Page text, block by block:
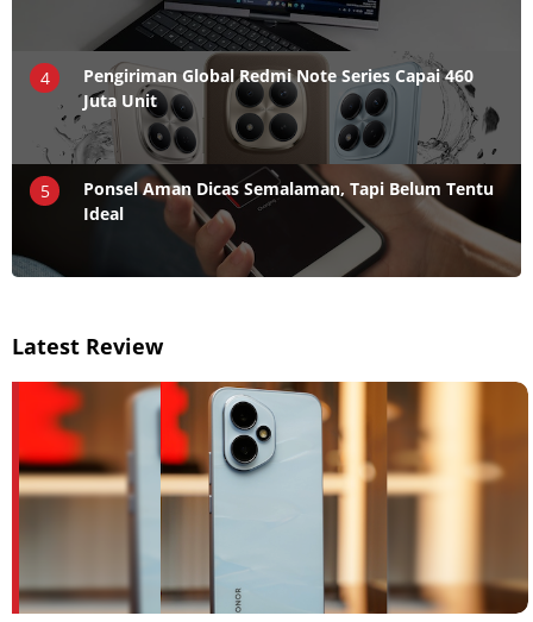
4
Pengiriman Global Redmi Note Series Capai 460
Juta Unit
5
Ponsel Aman Dicas Semalaman, Tapi Belum Tentu
Ideal
Latest Review